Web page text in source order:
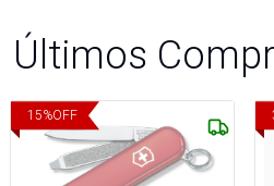
Últimos
15%OFF